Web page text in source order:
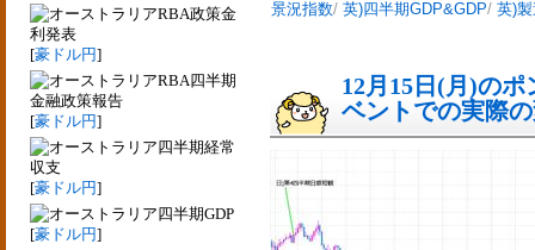
RBA政策金
利発表
[豪ドル円]
RBA四半期
金融政策報告
[豪ドル円]
四半期経常
収支
[豪ドル円]
四半期GDP
[豪ドル円]
景況指数/ 英)四半期GDP&GDP/ 英)
12月15日(月)の
ベントでの実際